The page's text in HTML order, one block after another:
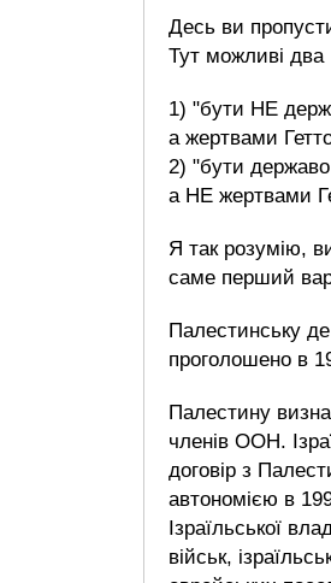
Десь ви
Тут можливі два
1) "бути НЕ
а жертвами
2) "бути
а НЕ жертвами
Я так розумію,
саме перший
Палестинську
проголошено в
Палестину
членів ООН.
договір з
автономією в
Ізраїльської
військ,